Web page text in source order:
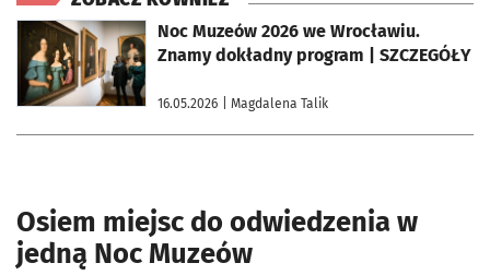
Noc Muzeów 2026 we Wrocławiu.
Znamy dokładny program | SZCZEGÓŁY
16.05.2026 | Magdalena Talik
otworzy się w nowej karcie
Osiem miejsc do odwiedzenia w
jedną Noc Muzeów